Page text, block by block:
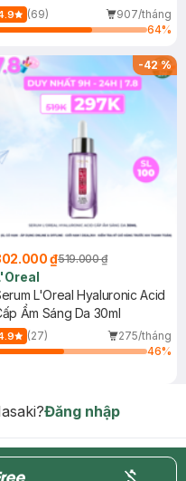
(69)
907/tháng
64%
-42%
₫519.000 ₫
L'Oreal Hyaluronic Acid
Ẩm Sáng Da 30ml
(27)
275/tháng
46%
Đăng nhập